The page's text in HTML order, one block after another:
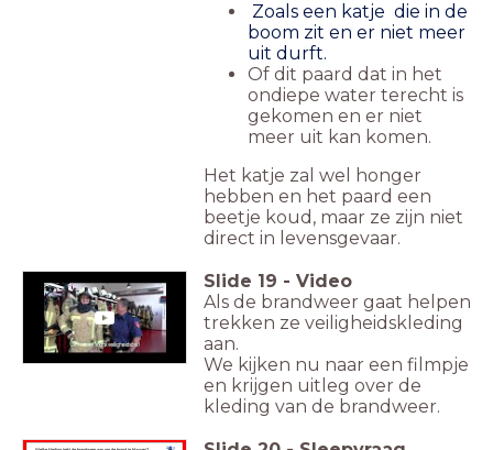
Zoals een katje die in de
boom zit en er niet meer
uit durft.
Of dit paard dat in het
ondiepe water terecht is
gekomen en er niet
meer uit kan komen.
Het katje zal wel honger
hebben en het paard een
beetje koud, maar ze zijn niet
direct in levensgevaar.
Slide 19 - Video
Als de brandweer gaat helpen
trekken ze veiligheidskleding
aan.
We kijken nu naar een filmpje
en krijgen uitleg over de
kleding van de brandweer.